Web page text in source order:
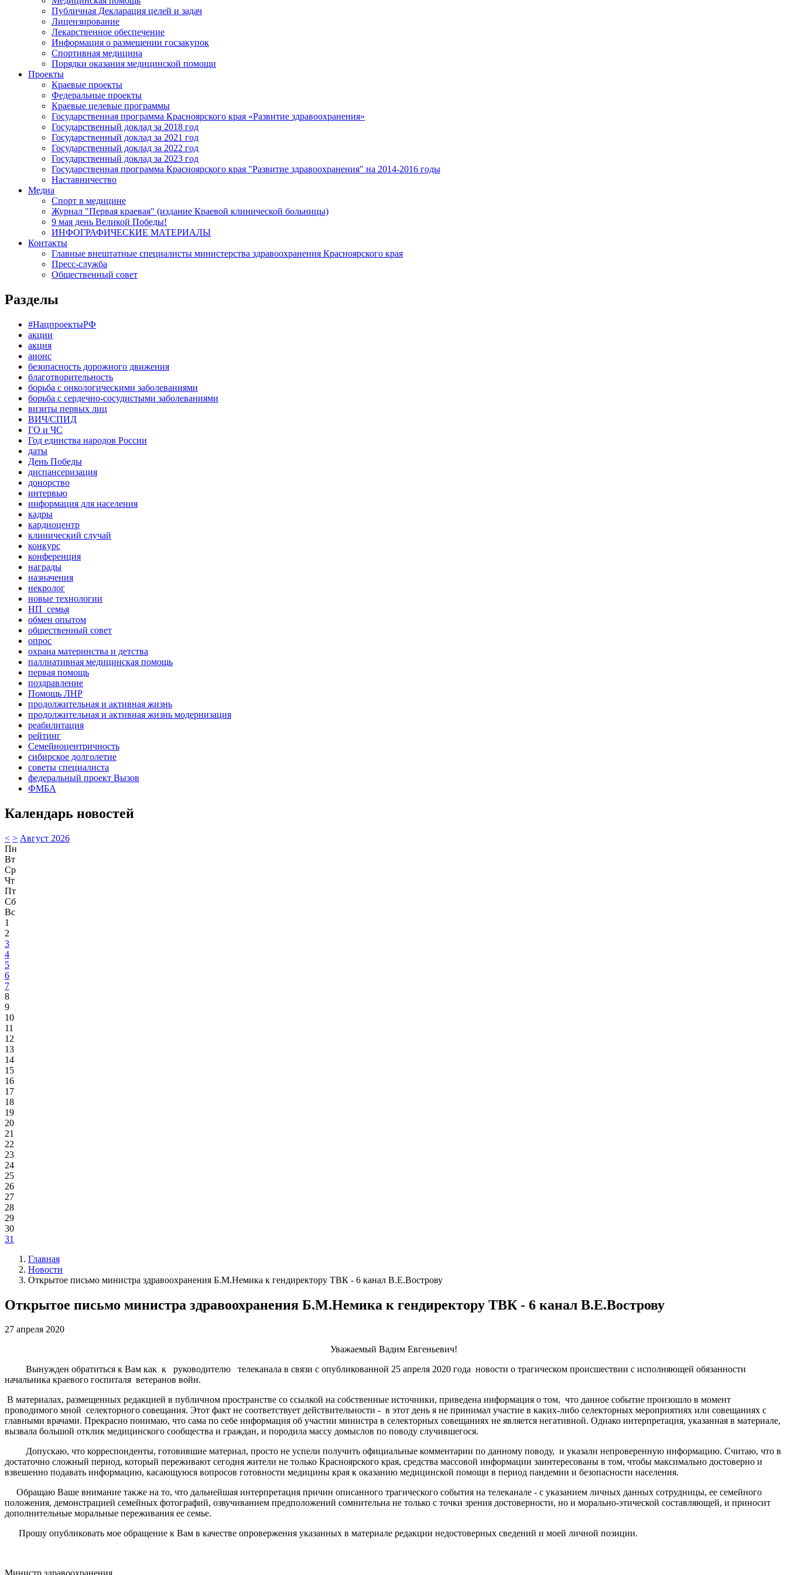
Публичная Декларация целей и задач
Лицензирование
Лекарственное обеспечение
Информация о размещении госзакупок
Спортивная медицина
Порядки оказания медицинской помощи
Проекты
Краевые проекты
Федеральные проекты
Краевые целевые программы
Государственная программа Красноярского края «Развитие здравоохранения»
Государственный доклад за 2018 год
Государственный доклад за 2021 год
Государственный доклад за 2022 год
Государственный доклад за 2023 год
Государственная программа Красноярского края "Развитие здравоохранения" на 2014-2016 годы
Наставничество
Медиа
Спорт в медицине
Журнал "Первая краевая" (издание Краевой клинической больницы)
9 мая день Великой Победы!
ИНФОГРАФИЧЕСКИЕ МАТЕРИАЛЫ
Контакты
Главные внештатные специалисты министерства здравоохранения Красноярского края
Пресс-служба
Общественный совет
Разделы
#НацпроектыРФ
акции
акция
анонс
безопасность дорожного движения
благотворительность
борьба с онкологическими заболеваниями
борьба с сердечно-сосудистыми заболеваниями
визиты первых лиц
ВИЧ/СПИД
ГО и ЧС
Год единства народов России
даты
День Победы
диспансеризация
донорство
интервью
информация для населения
кадры
кардиоцентр
клинический случай
конкурс
конференция
награды
назначения
некролог
новые технологии
НП_семья
обмен опытом
общественный совет
опрос
охрана материнства и детства
паллиативная медицинская помощь
первая помощь
поздравление
Помощь ЛНР
продолжительная и активная жизнь
продолжительная и активная жизнь модернизация
реабилитация
рейтинг
Семейноцентричность
сибирское долголетие
советы специалиста
федеральный проект Вызов
ФМБА
Календарь новостей
< > Август 2026
Пн
Вт
Ср
Чт
Пт
Сб
Вс
1
2
3
4
5
6
7
8
9
10
11
12
13
14
15
16
17
18
19
20
21
22
23
24
25
26
27
28
29
30
31
Главная
Новости
Открытое письмо министра здравоохранения Б.М.Немика к гендиректору ТВК - 6 канал В.Е.Вострову
Открытое письмо министра здравоохранения Б.М.Немика к гендиректору ТВК - 6 канал В.Е.Вострову
27 апреля 2020
Уважаемый Вадим Евгеньевич!
Вынужден обратиться к Вам как к руководителю телеканала в связи с опубликованной 25 апреля 2020 года новости о трагическом происшествии с исполняющей обязанности
начальника краевого госпиталя ветеранов войн.
В материалах, размещенных редакцией в публичном пространстве со ссылкой на собственные источники, приведена информация о том, что данное событие произошло в момент
проводимого мной селекторного совещания. Этот факт не соответствует действительности - в этот день я не принимал участие в каких-либо селекторных мероприятиях или совещаниях с
главными врачами. Прекрасно понимаю, что сама по себе информация об участии министра в селекторных совещаниях не является негативной. Однако интерпретация, указанная в материале,
вызвала большой отклик медицинского сообщества и граждан, и породила массу домыслов по поводу случившегося.
Допускаю, что корреспонденты, готовившие материал, просто не успели получить официальные комментарии по данному поводу, и указали непроверенную информацию. Считаю, что в
достаточно сложный период, который переживают сегодня жители не только Красноярского края, средства массовой информации заинтересованы в том, чтобы максимально достоверно и
взвешенно подавать информацию, касающуюся вопросов готовности медицины края к оказанию медицинской помощи в период пандемии и безопасности населения.
Обращаю Ваше внимание также на то, что дальнейшая интерпретация причин описанного трагического события на телеканале - с указанием личных данных сотрудницы, ее семейного
положения, демонстрацией семейных фотографий, озвучиванием предположений сомнительна не только с точки зрения достоверности, но и морально-этической составляющей, и приносит
дополнительные моральные переживания ее семье.
Прошу опубликовать мое обращение к Вам в качестве опровержения указанных в материале редакции недостоверных сведений и моей личной позиции.